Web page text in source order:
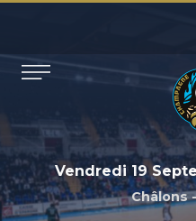
Vendredi 19
Châlons